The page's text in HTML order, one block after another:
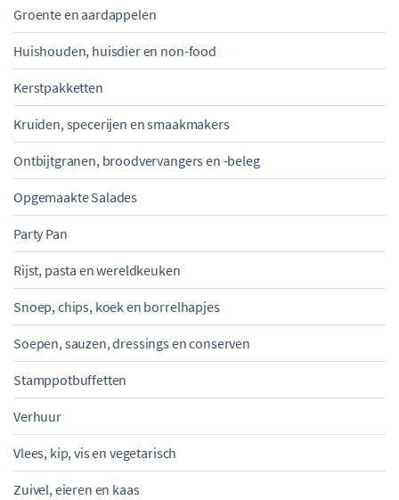
Groente en aardappelen
Huishouden, huisdier en non-food
Kerstpakketten
Kruiden, specerijen en smaakmakers
Ontbijtgranen, broodvervangers en -beleg
Opgemaakte Salades
Party Pan
Rijst, pasta en wereldkeuken
Snoep, chips, koek en borrelhapjes
Soepen, sauzen, dressings en conserven
Stamppotbuffetten
Verhuur
Vlees, kip, vis en vegetarisch
Zuivel, eieren en kaas